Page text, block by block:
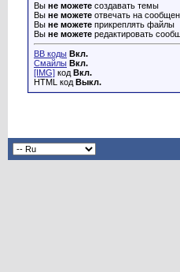
Вы не можете создавать темы
Вы не можете отвечать на
Вы не можете прикреплять файлы
Вы не можете редактировать
BB коды Вкл.
Смайлы Вкл.
[IMG] код Вкл.
HTML код Выкл.